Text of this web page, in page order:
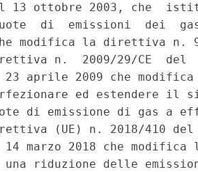
13 ottobre 2003, che
di  emissioni  dei
modifica la direttiva n.
n.  2009/29/CE  del
23 aprile 2009 che
ed estendere il
di emissione di gas a
(UE) n. 2018/410
marzo 2018 che
una riduzione delle